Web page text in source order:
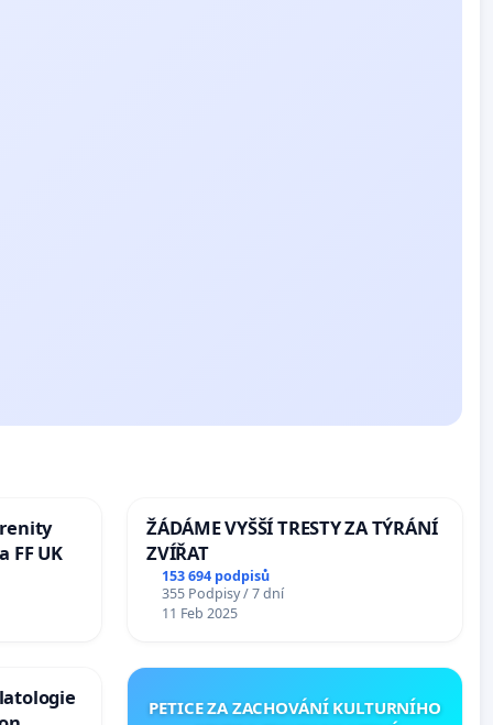
FF UK
ŽÁDÁME VYŠŠÍ TRESTY ZA TÝRÁNÍ
ZVÍŘAT
153 694 podpisů
355 Podpisy / 7 dní
11 Feb 2025
PETICE ZA ZACHOVÁNÍ KULTURNÍHO